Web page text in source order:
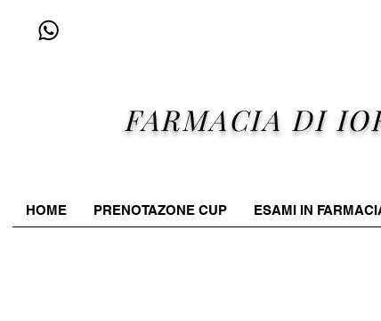
FARMACIA DI
HOME PRENOTAZONE CUP ESAMI IN